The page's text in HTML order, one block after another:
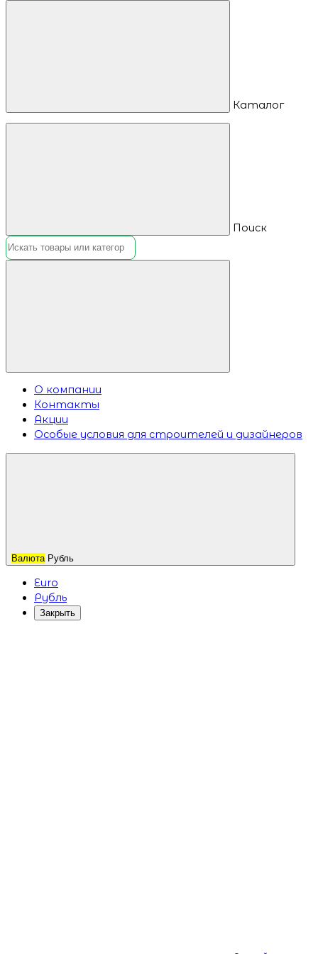
Каталог
Поиск
О компании
Контакты
Акции
Особые условия для строителей и дизайнеров
Валюта Рубль
Euro
Рубль
Закрыть